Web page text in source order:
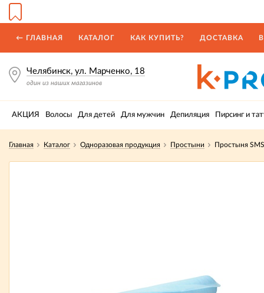
← ГЛАВНАЯ КАТАЛОГ КАК КУПИТЬ? ДОСТАВКА
Челябинск, ул. Марченко, 18
один из наших магазинов
АКЦИЯ Волосы Для детей Для мужчин Депиляция Пирсинг и
Главная Каталог Одноразовая продукция Простыни Простыня